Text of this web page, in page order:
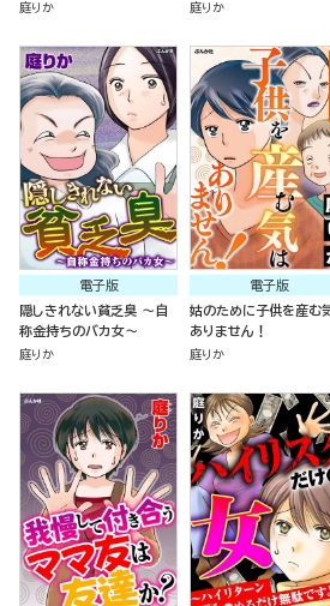
庭りか 庭りか
電子版
隠しきれない貧乏臭 ～自
称金持ちのバカ女～
庭りか
電子版
姑のために子供を産む
ありません！
庭りか